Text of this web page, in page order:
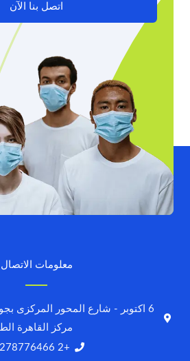
اتصل بنا الآن
معلومات الاتصال
6 اكتوبر - شارع المحور المركزى
مركز القاهرة
+2 01278776466